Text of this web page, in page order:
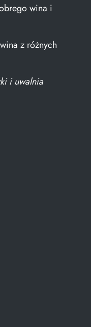
wina i
z różnych
i uwalnia